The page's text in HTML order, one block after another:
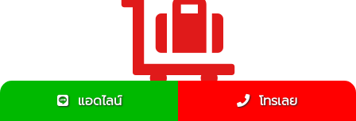
แอดไลน์ โทรเลย